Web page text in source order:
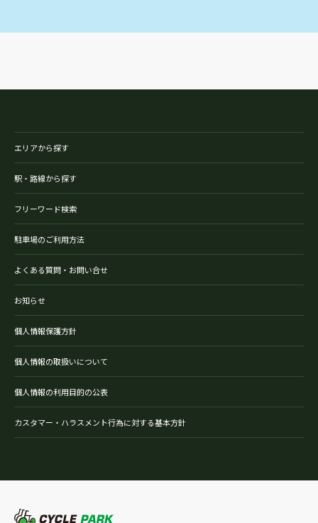
エリアから探す
駅・路線から探す
フリーワード検索
駐車場のご利用方法
よくある質問・お問い合せ
お知らせ
個人情報保護方針
個人情報の取扱いについて
個人情報の利用目的の公表
カスタマー・ハラスメント行為に対する基本方針